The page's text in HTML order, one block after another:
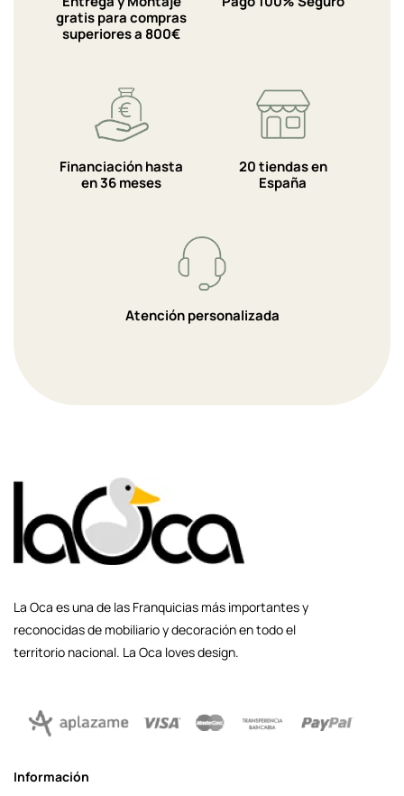
gratis para compras
superiores a 800€
Financiación hasta
en 36 meses
20 tiendas en
España
Atención personalizada
La Oca es una de las Franquicias más importantes y
reconocidas de mobiliario y decoración en todo el
territorio nacional. La Oca loves design.
Información